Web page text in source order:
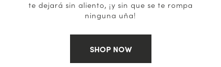
te dejará sin aliento, ¡y sin que se te rompa
ninguna uña!
SHOP NOW